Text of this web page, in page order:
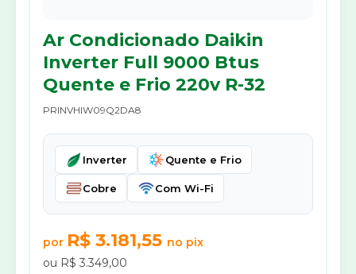
Ar Condicionado Daikin
Inverter Full 9000 Btus
Quente e Frio 220v R-32
PRINVHIW09Q2DA8
Inverter Quente e Frio
Cobre Com Wi-Fi
por R$ 3.181,55 no pix
ou R$ 3.349,00